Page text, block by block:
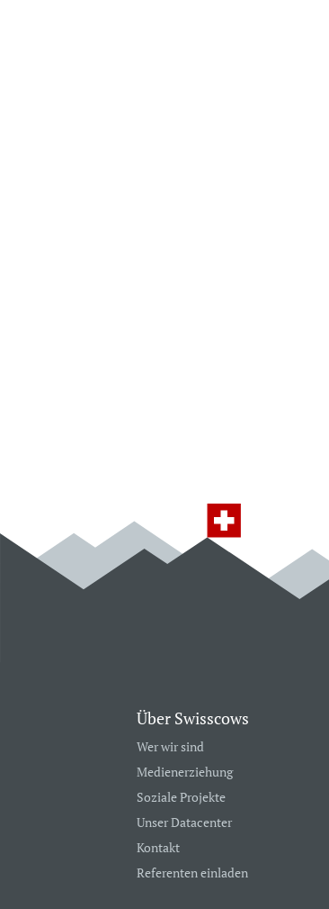
Über Swisscows
Wer wir sind
Medienerziehung
Soziale Projekte
Unser Datacenter
Kontakt
Referenten einladen